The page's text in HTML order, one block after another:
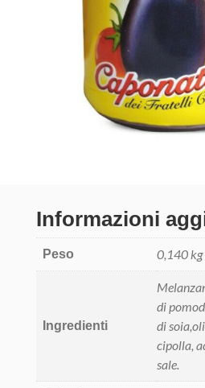
Informazioni
Peso 0,140 kg
Ingredienti
di
di
cipolla,
sale.